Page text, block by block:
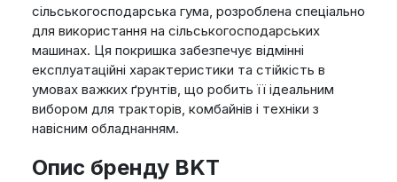
сільськогосподарська гума, розроблена спеціально
для використання на сільськогосподарських
машинах. Ця покришка забезпечує відмінні
експлуатаційні характеристики та стійкість в
умовах важких ґрунтів, що робить її ідеальним
вибором для тракторів, комбайнів і техніки з
навісним обладнанням.
Опис бренду BKT